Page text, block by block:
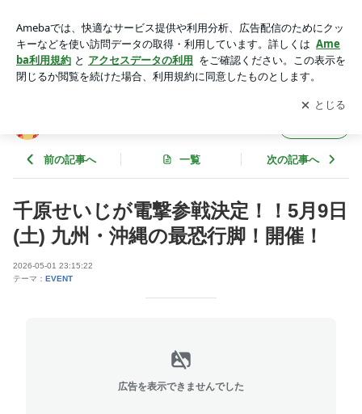
アプリをダウンロードして ブログの更新通知
を受け取りまし
ょう。
開く
前の記事へ 一覧 次の記事へ
千原せいじが電撃参戦決定！！5月9日
(土) 九州・沖縄の最恐行脚！開催！
2026-05-01 23:15:22
テーマ： EVENT
広告を表示できませんでした